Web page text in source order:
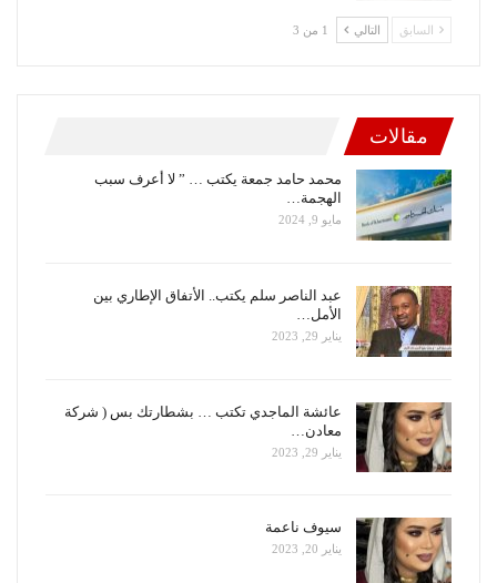
السابق التالي 1 من 3
مقالات
محمد حامد جمعة يكتب … ” لا أعرف سبب
الهجمة…
مايو 9, 2024
عبد الناصر سلم يكتب.. الأتفاق الإطاري بين
الأمل…
يناير 29, 2023
عائشة الماجدي تكتب … بشطارتك بس ( شركة
معادن…
يناير 29, 2023
سيوف ناعمة
يناير 20, 2023